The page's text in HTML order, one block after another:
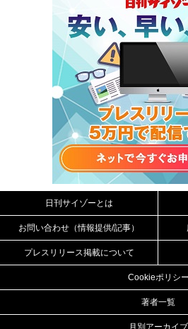
日刊サイゾーとは
お問い合わせ（情報提供/記事）
プレスリリース掲載について
Cookieポリシー
著者一覧